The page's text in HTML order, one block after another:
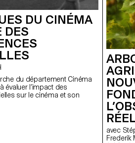
DU CINÉMA
DES
du département Cinéma
évaluer l’impact des
sur le cinéma et son
avec Stéphane Halmaï-Voisard, Younès Klouche,
Frederik